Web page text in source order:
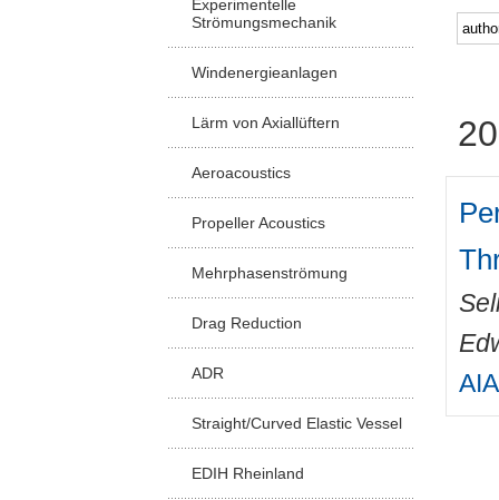
Experimentelle
Strömungsmechanik
Windenergieanlagen
Lärm von Axiallüftern
Aeroacoustics
Propeller Acoustics
Mehrphasenströmung
Drag Reduction
ADR
Straight/Curved Elastic Vessel
EDIH Rheinland